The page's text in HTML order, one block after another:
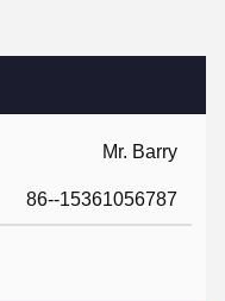
Mr. Barry
86--15361056787